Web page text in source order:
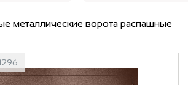
металлические ворота распашные